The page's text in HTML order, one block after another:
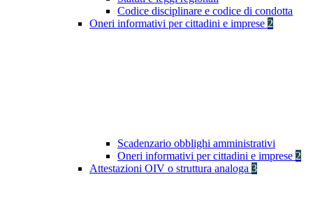
Codice disciplinare e codice di condotta
Oneri informativi per cittadini e imprese 2
Scadenzario obblighi amministrativi
Oneri informativi per cittadini e imprese 2
Attestazioni OIV o struttura analoga 3